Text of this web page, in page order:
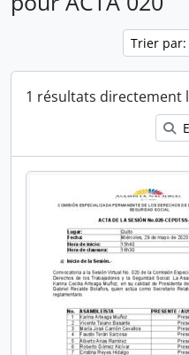
Trier par:
1 résultats directement